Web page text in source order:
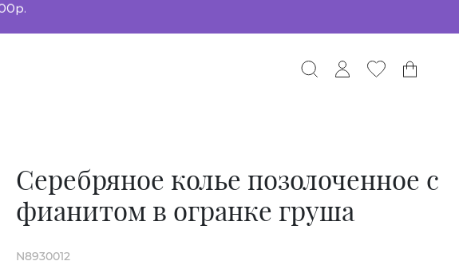
Серебряное колье позолоченное с
фианитом в огранке груша
N8930012